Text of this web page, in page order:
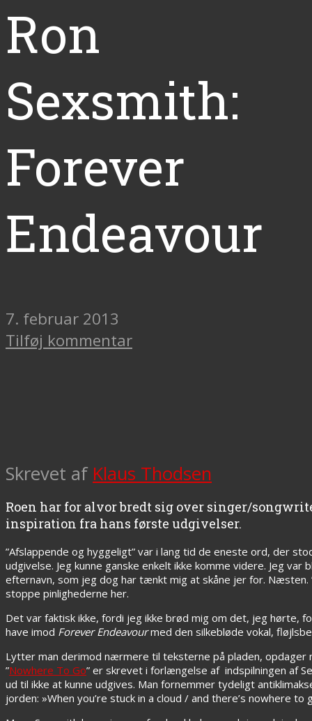
Ron
Sexsmith:
Forever
Endeavour
7. februar 2013
Tilføj kommentar
Skrevet af Klaus Thodsen
Roen har for alvor bredt sig over singer/
inspiration fra hans første udgivelser.
”Afslappende og hyggeligt” var i lang tid de eneste ord, der
udgivelse. Jeg kunne ganske enkelt ikke komme videre. Jeg
efternavn, som jeg dog har tænkt mig at skåne jer for. Næsten.
stoppe pinlighederne her.
Det var faktisk ikke, fordi jeg ikke brød mig om det, jeg hørte,
have imod Forever Endeavourmed den silkebløde vokal,
Lytter man derimod nærmere til teksterne på pladen,
”Nowhere To Go” er skrevet i forlængelse af indspilningen af
ud til ikke at kunne udgives. Man fornemmer tydeligt
jorden: »When you’re stuck in a cloud / and there’s nowhere to